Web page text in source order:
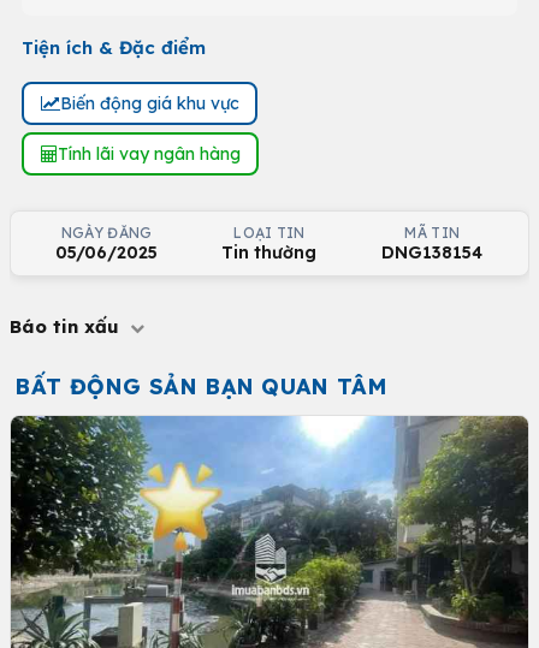
Tiện ích & Đặc điểm
Biến động giá khu vực
Tính lãi vay ngân hàng
NGÀY ĐĂNG
05/06/2025
LOẠI TIN
Tin thường
MÃ TIN
DNG138154
Báo tin xấu
BẤT ĐỘNG SẢN BẠN QUAN TÂM